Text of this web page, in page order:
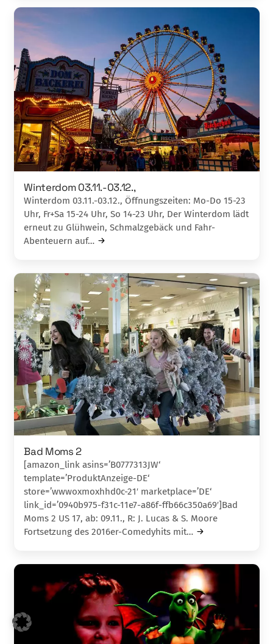
Winterdom 03.11.-03.12.,
Winterdom 03.11.-03.12., Öffnungszeiten: Mo-Do 15-23
Uhr, Fr+Sa 15-24 Uhr, So 14-23 Uhr, Der Winterdom lädt
erneut zu Glühwein, Schmalzgebäck und Fahr-
Abenteuern auf…
Bad Moms 2
[amazon_link asins=’B0777313JW‘
template=’ProduktAnzeige-DE‘
store=’wwwoxmoxhhd0c-21′ marketplace=’DE‘
link_id=’0940b975-f31c-11e7-a86f-ffb66c350a69′]Bad
Moms 2 US 17, ab: 09.11., R: J. Lucas & S. Moore
Fortsetzung des 2016er-Comedyhits mit…